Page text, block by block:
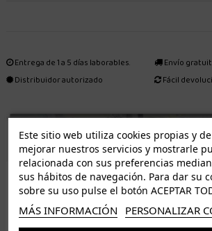
Entrega de 1 a 5 días laborables.
Distribuidor autorizado
Envío
Fácil
ENVÍO GRATUITO *
ISLAS CANARIAS
Tenerife 3.50€. Gratis a partir de 50€
Resto de islas 5€. Gratis a partir de 50€
Este sitio web utiliza cookies propias y
mejorar nuestros servicios y mostrarle
relacionada con sus preferencias
sus hábitos de navegación. Para dar su
sobre su uso pulse el botón ACEPTAR
MÁS INFORMACIÓN PERSONALIZAR